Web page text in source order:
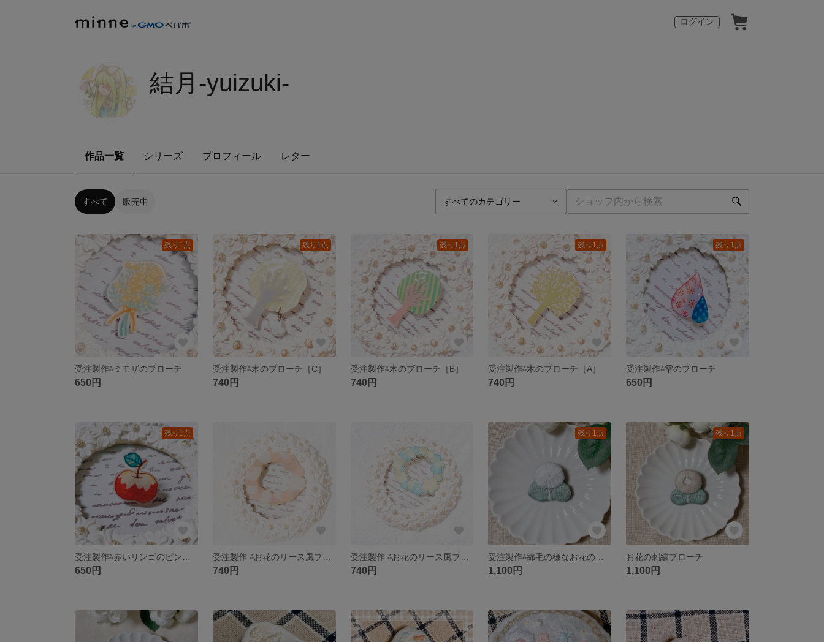
ログイン
結月-yuizuki-
作品一覧 シリーズ プロフィール レター
すべて 販売中
残り1点
受注製作⁂ミモザのブローチ
650円
残り1点
受注製作⁂木のブローチ［C］
740円
残り1点
受注製作⁂木のブローチ［B］
740円
残り1点
受注製作⁂木のブローチ［A］
740円
残り1点
受注製作⁂雫のブローチ
650円
残り1点
650円
受注製作 ⁂お花のリース風ブローチ［ベージュ＆ピンク］
740円
受注製作 ⁂お花のリース風ブローチ［グリーン＆イエロー］
740円
残り1点
1,100円
残り1点
お花の刺繍ブローチ
1,100円